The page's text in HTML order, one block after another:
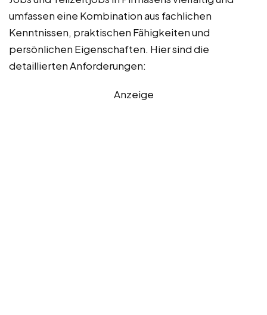
umfassen eine Kombination aus fachlichen
Kenntnissen, praktischen Fähigkeiten und
persönlichen Eigenschaften. Hier sind die
detaillierten Anforderungen:
Anzeige